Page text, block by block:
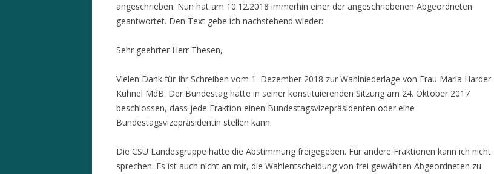
angeschrieben. Nun hat am 10.12.2018 immerhin einer der angeschriebenen Abgeordneten
geantwortet. Den Text gebe ich nachstehend wieder:
Sehr geehrter Herr Thesen,
Vielen Dank für Ihr Schreiben vom 1. Dezember 2018 zur Wahlniederlage von Frau Maria Harder-
Kühnel MdB. Der Bundestag hatte in seiner konstituierenden Sitzung am 24. Oktober 2017
beschlossen, dass jede Fraktion einen Bundestagsvizepräsidenten oder eine
Bundestagsvizepräsidentin stellen kann.
Die CSU Landesgruppe hatte die Abstimmung freigegeben. Für andere Fraktionen kann ich nicht
sprechen. Es ist auch nicht an mir, die Wahlentscheidung von frei gewählten Abgeordneten zu